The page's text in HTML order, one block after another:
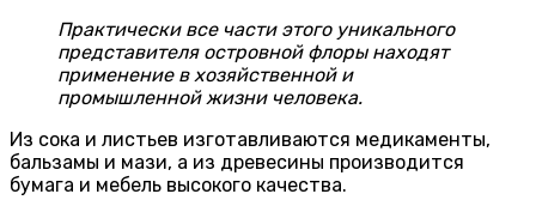
Практически все части этого уникального
представителя островной флоры находят
применение в хозяйственной и
промышленной жизни человека.
Из сока и листьев изготавливаются медикаменты,
бальзамы и мази, а из древесины производится
бумага и мебель высокого качества.